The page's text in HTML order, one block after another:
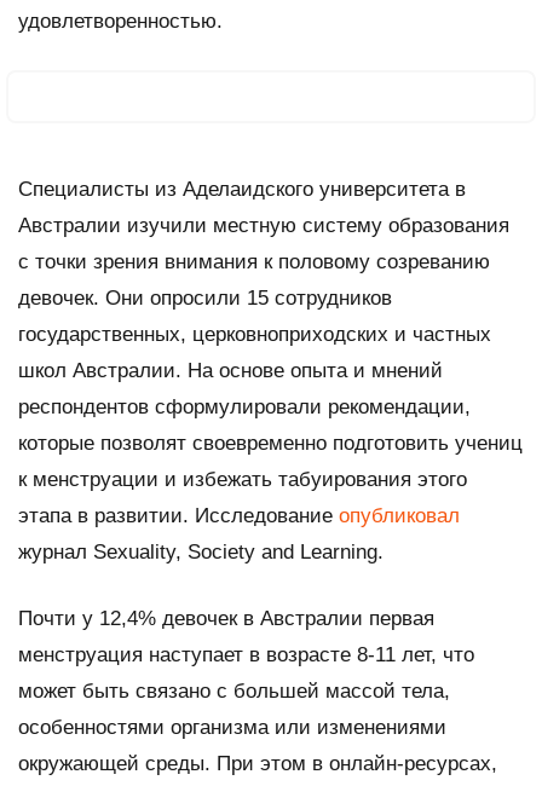
удовлетворенностью.
Специалисты из Аделаидского университета в
Австралии изучили местную систему образования
с точки зрения внимания к половому созреванию
девочек. Они опросили 15 сотрудников
государственных, церковноприходских и частных
школ Австралии. На основе опыта и мнений
респондентов сформулировали рекомендации,
которые позволят своевременно подготовить учениц
к менструации и избежать табуирования этого
этапа в развитии. Исследование опубликовал
журнал Sexuality, Society and Learning.
Почти у 12,4% девочек в Австралии первая
менструация наступает в возрасте 8-11 лет, что
может быть связано с большей массой тела,
особенностями организма или изменениями
окружающей среды. При этом в онлайн-ресурсах,